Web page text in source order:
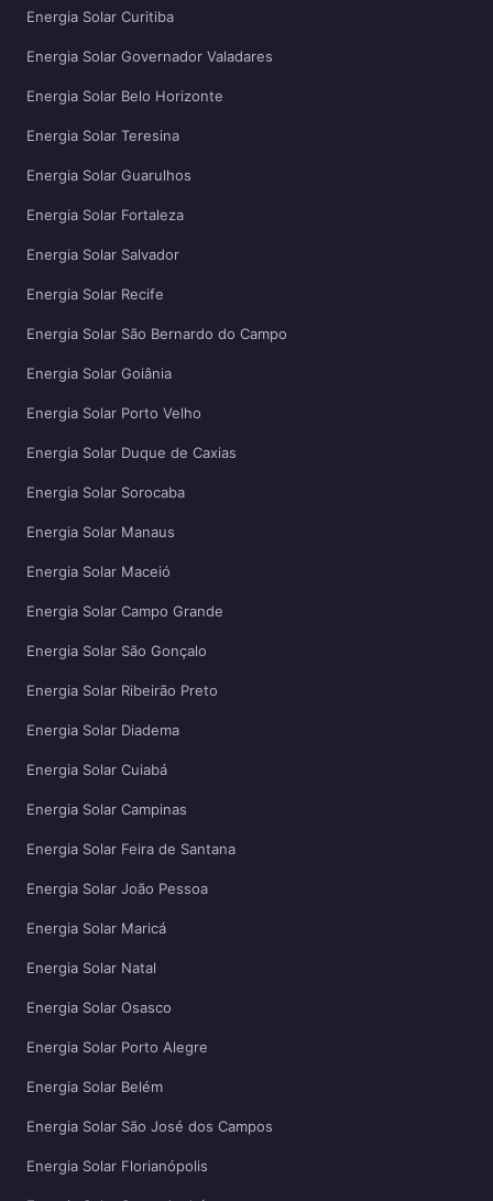
Energia Solar Curitiba
Energia Solar Governador Valadares
Energia Solar Belo Horizonte
Energia Solar Teresina
Energia Solar Guarulhos
Energia Solar Fortaleza
Energia Solar Salvador
Energia Solar Recife
Energia Solar São Bernardo do Campo
Energia Solar Goiânia
Energia Solar Porto Velho
Energia Solar Duque de Caxias
Energia Solar Sorocaba
Energia Solar Manaus
Energia Solar Maceió
Energia Solar Campo Grande
Energia Solar São Gonçalo
Energia Solar Ribeirão Preto
Energia Solar Diadema
Energia Solar Cuiabá
Energia Solar Campinas
Energia Solar Feira de Santana
Energia Solar João Pessoa
Energia Solar Maricá
Energia Solar Natal
Energia Solar Osasco
Energia Solar Porto Alegre
Energia Solar Belém
Energia Solar São José dos Campos
Energia Solar Florianópolis